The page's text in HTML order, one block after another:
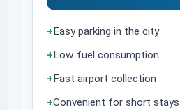
+ Easy parking in the city
+ Low fuel consumption
+ Fast airport collection
+Convenient for short stays